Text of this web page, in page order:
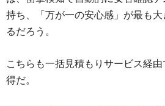
持ち、「万が一の安心感」が最も大
るだろう。
こちらも一括見積もりサービス経
得だ。